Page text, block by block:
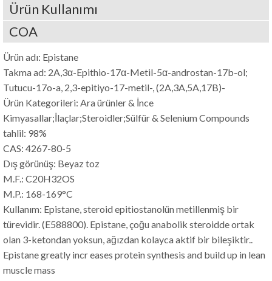
Ürün Kullanımı
COA
Ürün adı: Epistane
Takma ad: 2A,3α-Epithio-17α-Metil-5α-androstan-17b-ol;
Tutucu-17o-a, 2,3-epitiyo-17-metil-, (2A,3A,5A,17B)-
Ürün Kategorileri: Ara ürünler & İnce
Kimyasallar;İlaçlar;Steroidler;Sülfür & Selenium Compounds
tahlil: 98%
CAS: 4267-80-5
Dış görünüş: Beyaz toz
M.F.: C20H32OS
M.P.: 168-169°C
Kullanım: Epistane, steroid epitiostanolün metillenmiş bir
türevidir. (E588800). Epistane, çoğu anabolik steroidde ortak
olan 3-ketondan yoksun, ağızdan kolayca aktif bir bileşiktir..
Epistane greatly incr eases protein synthesis and build up in lean
muscle mass